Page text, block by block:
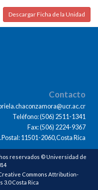
Descargar Ficha de la Unidad
Contacto
Teléfono: (506) 2511-1341
Fax: (506) 2224-9367
11501-2060,Costa Rica
reservados © Universidad de
Commons Attribution-
Costa Rica